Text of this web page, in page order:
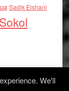
Sadik Elshani
Sokol
We'll